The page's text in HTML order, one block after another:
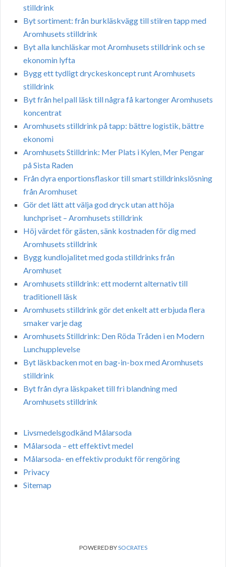
stilldrink
Byt sortiment: från burkläskvägg till stilren tapp med
Aromhusets stilldrink
Byt alla lunchläskar mot Aromhusets stilldrink och se
ekonomin lyfta
Bygg ett tydligt dryckeskoncept runt Aromhusets
stilldrink
Byt från hel pall läsk till några få kartonger Aromhusets
koncentrat
Aromhusets stilldrink på tapp: bättre logistik, bättre
ekonomi
Aromhusets Stilldrink: Mer Plats i Kylen, Mer Pengar
på Sista Raden
Från dyra enportionsflaskor till smart stilldrinkslösning
från Aromhuset
Gör det lätt att välja god dryck utan att höja
lunchpriset – Aromhusets stilldrink
Höj värdet för gästen, sänk kostnaden för dig med
Aromhusets stilldrink
Bygg kundlojalitet med goda stilldrinks från
Aromhuset
Aromhusets stilldrink: ett modernt alternativ till
traditionell läsk
Aromhusets stilldrink gör det enkelt att erbjuda flera
smaker varje dag
Aromhusets Stilldrink: Den Röda Tråden i en Modern
Lunchupplevelse
Byt läskbacken mot en bag-in-box med Aromhusets
stilldrink
Byt från dyra läskpaket till fri blandning med
Aromhusets stilldrink
Livsmedelsgodkänd Målarsoda
Målarsoda – ett effektivt medel
Målarsoda- en effektiv produkt för rengöring
Privacy
Sitemap
POWERED BYSOCRATES